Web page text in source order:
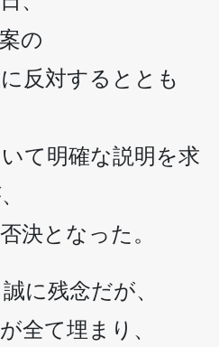
の
反対するととも
て明確な説明を求
決となった。
に残念だが、
全て埋まり、